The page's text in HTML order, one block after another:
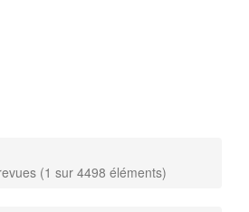
(1 sur 4498 éléments)